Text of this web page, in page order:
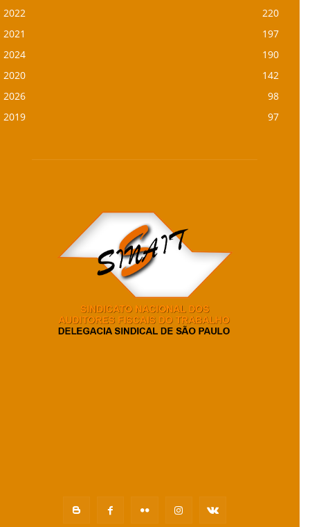
2022
220
2021
197
2024
190
2020
142
2026
98
2019
97